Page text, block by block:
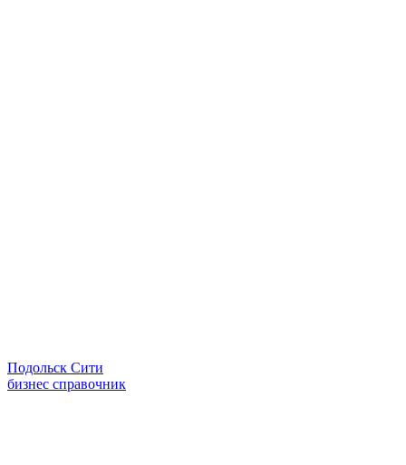
Подольск Сити
бизнес справочник